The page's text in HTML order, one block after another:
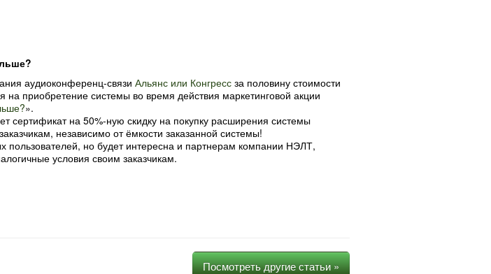
аудиоконференц-связи Альянс или Конгресс за половину стоимости
приобретение системы во время действия маркетинговой акции
».
сертификат на 50%-ную скидку на покупку расширения системы
независимо от ёмкости заказанной системы!
пользователей, но будет интересна и партнерам компании НЭЛТ,
условия своим заказчикам.
Посмотреть другие статьи »